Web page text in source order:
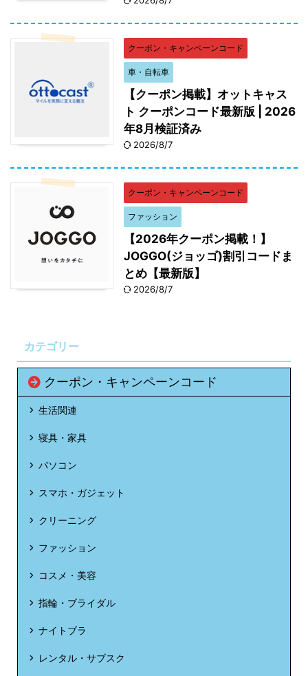
クーポン・キャンペーンコード
車・自転車
【クーポン掲載】オットキャス
ト クーポンコード最新版 | 2026
年8月検証済み
2026/8/7
クーポン・キャンペーンコード
ファッション
【2026年クーポン掲載！】
JOGGO(ジョッゴ)割引コードま
とめ【最新版】
2026/8/7
カテゴリー
クーポン・キャンペーンコード
生活関連
寝具・家具
パソコン
スマホ・ガジェット
クリーニング
ファッション
コスメ・美容
指輪・ブライダル
ナイトブラ
レンタル・サブスク